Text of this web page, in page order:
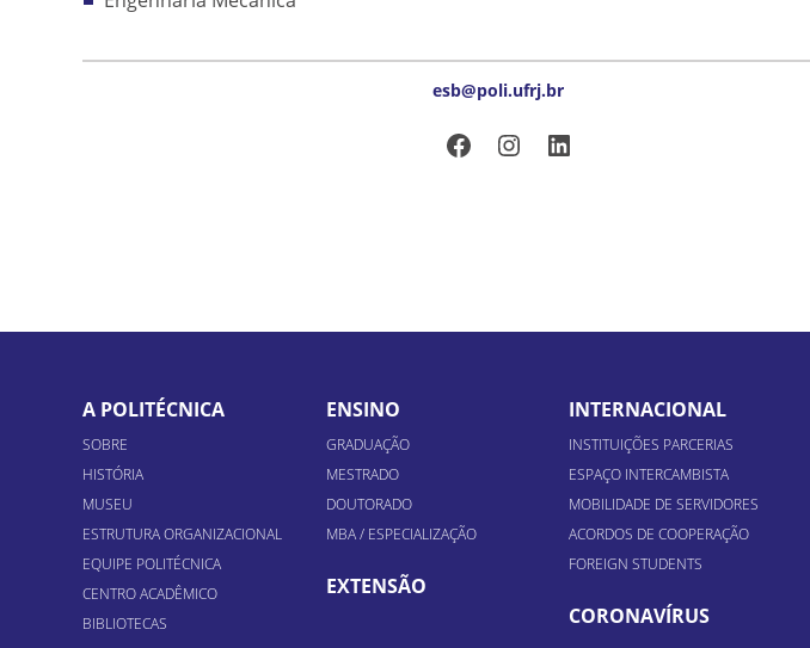
esb@poli.ufrj.br
Facebook
Instagram
LinkedIn
A POLITÉCNICA
SOBRE
HISTÓRIA
MUSEU
ESTRUTURA ORGANIZACIONAL
EQUIPE POLITÉCNICA
CENTRO ACADÊMICO
BIBLIOTECAS
ENSINO
GRADUAÇÃO
MESTRADO
DOUTORADO
MBA / ESPECIALIZAÇÃO
EXTENSÃO
INTERNACIONAL
INSTITUIÇÕES PARCERIAS
ESPAÇO INTERCAMBISTA
MOBILIDADE DE SERVIDORES
ACORDOS DE COOPERAÇÃO
FOREIGN STUDENTS
CORONAVÍRUS